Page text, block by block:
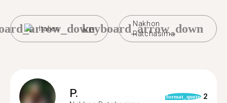
Italien
Nakhon
Ratchasima
keyboard_arrow_down
P. format_quote 2